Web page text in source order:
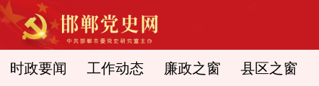
时政要闻 工作动态 廉政之窗 县区之窗